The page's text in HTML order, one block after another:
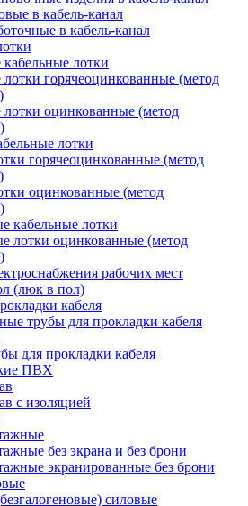
в кабель-канал
в кабель-канал
лотки
горячеоцинкованные (метод
оцинкованные (метод
лотки
горячеоцинкованные (метод
оцинкованные (метод
кабельные лотки
лотки оцинкованные (метод
рабочих мест
(люк в пол)
кабеля
трубы для прокладки кабеля
для прокладки кабеля
ПВХ
с изоляцией
без экрана и без брони
экранированные без брони
силовые